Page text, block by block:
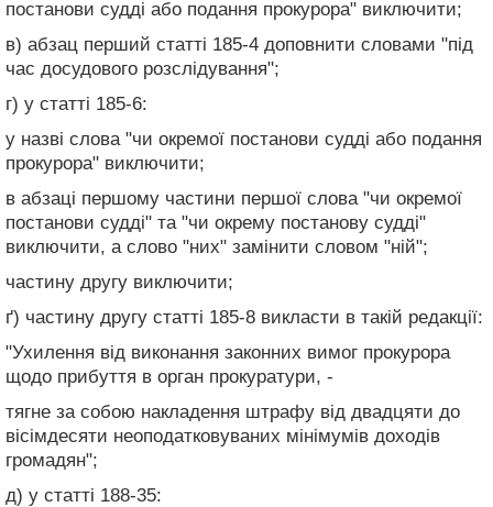
постанови судді або подання прокурора" виключити;
в) абзац перший статті 185-4 доповнити словами "під
час досудового розслідування";
г) у статті 185-6:
у назві слова "чи окремої постанови судді або подання
прокурора" виключити;
в абзаці першому частини першої слова "чи окремої
постанови судді" та "чи окрему постанову судді"
виключити, а слово "них" замінити словом "ній";
частину другу виключити;
ґ) частину другу статті 185-8 викласти в такій редакції:
"Ухилення від виконання законних вимог прокурора
щодо прибуття в орган прокуратури, -
тягне за собою накладення штрафу від двадцяти до
вісімдесяти неоподатковуваних мінімумів доходів
громадян";
д) у статті 188-35: